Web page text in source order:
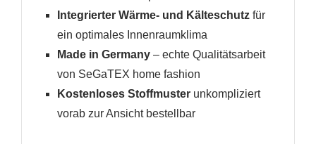
Integrierter Wärme- und Kälteschutz für
ein optimales Innenraumklima
Made in Germany – echte Qualitätsarbeit
von SeGaTEX home fashion
Kostenloses Stoffmuster unkompliziert
vorab zur Ansicht bestellbar